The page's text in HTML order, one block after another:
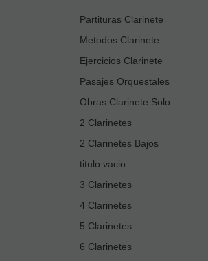
Partituras Clarinete
Metodos Clarinete
Ejercicios Clarinete
Pasajes Orquestales
Obras Clarinete Solo
2 Clarinetes
2 Clarinetes Bajos
titulo vacio
3 Clarinetes
4 Clarinetes
5 Clarinetes
6 Clarinetes